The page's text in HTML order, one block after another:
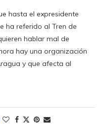
hasta el expresidente
ha referido al Tren de
hablar mal de
hay una organización
y que afecta al